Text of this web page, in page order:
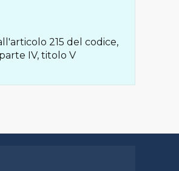
215 del codice,
IV, titolo V